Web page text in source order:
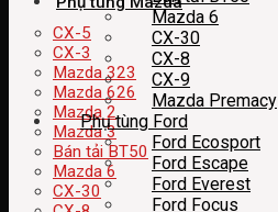
CX-5
CX-3
Mazda 323
Mazda 626
Mazda 2
Mazda 3
Bán tải BT50
Mazda 6
CX-30
Mazda 6
CX-30
CX-8
CX-9
Mazda Premacy
Phụ tùng Ford
Ford Ecosport
Ford Escape
Ford Everest
Ford Focus